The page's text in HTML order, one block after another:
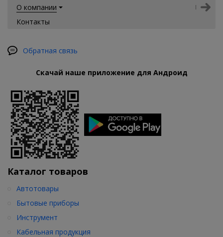
О компании
Контакты
Обратная связь
Скачай наше приложение для Андроид
Каталог товаров
Автотовары
Бытовые приборы
Инструмент
Кабельная продукция